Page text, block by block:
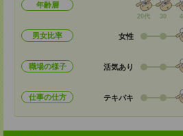
年齢層
20代 30
男女比率 女性
職場の様子 活気あり
仕事の仕方 テキパキ